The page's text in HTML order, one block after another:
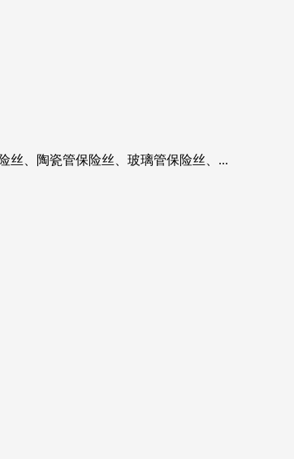
丝、陶瓷管保险丝、玻璃管保险丝、...